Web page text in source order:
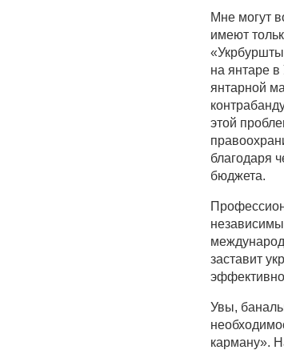
Мне могут
имеют
на янтаре
янтарной
этой
благодаря
бюджета.
заставит
эффективно
Увы,
карману».